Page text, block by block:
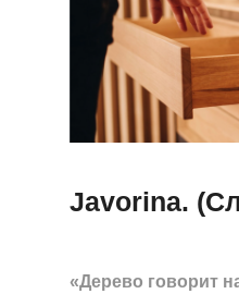
Javorina.
«Дерево говорит